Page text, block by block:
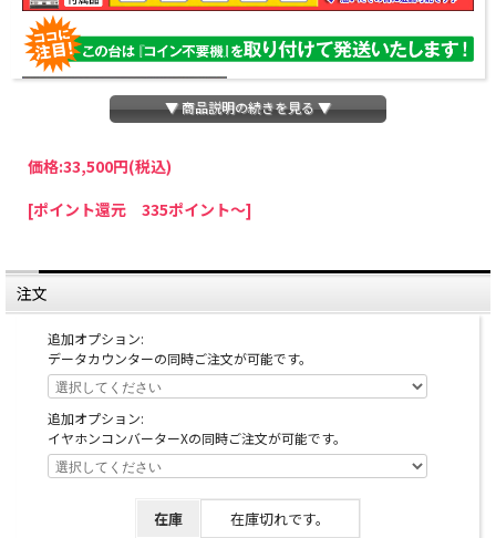
パチスロわっしょいでは、全ての台に「コイン不要機」を無料で取り付けて発送さ
せていただいております。コイン不要機をご利用になられますと、コインが必要な
ていただきましたら、ご注文価格より2000円引きいたします。
※在庫切れの台でも入荷している場合がありますので、電話かメールにてお問い合
わせ下さい。
▼ 商品説明の続きを見る ▼
価格:33,500円(税込)
[ポイント還元 335ポイント～]
注文
追加オプション:
データカウンターの同時ご注文が可能です。
追加オプション:
イヤホンコンバーターXの同時ご注文が可能です。
在庫 在庫切れです。